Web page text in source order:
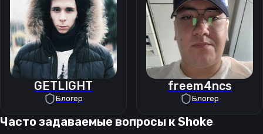
GETLIGHT
Блогер
freem4ncs
Блогер
Часто задаваемые вопросы кShoke